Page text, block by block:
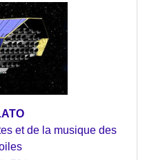
et de la musique des